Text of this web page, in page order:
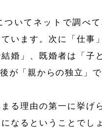
ついてネットで調べ
ています。次に「仕
婚」、既婚者は「子
が「親からの独立」
まる理由の第一に挙
なるということでし